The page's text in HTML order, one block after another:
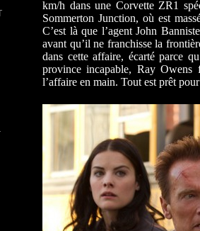
km/h dans une Corvette ZR1
Sommerton Junction, où est
C’est là que l’agent John
avant qu’il ne franchisse la
dans cette affaire, écarté parce
province incapable, Ray
l’affaire en main. Tout est prêt